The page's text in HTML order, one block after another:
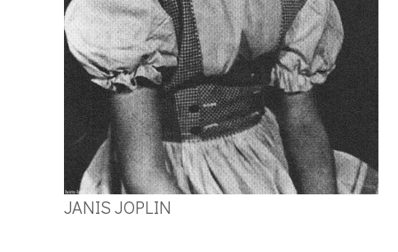
JANIS JOPLIN